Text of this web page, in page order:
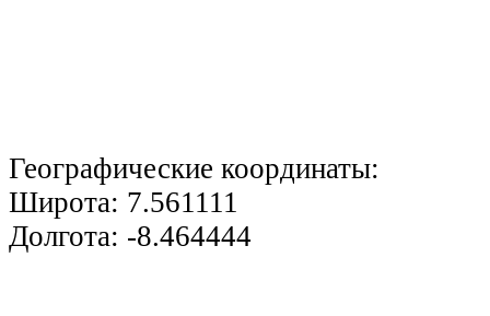
Географические координаты:
Широта: 7.561111
Долгота: -8.464444